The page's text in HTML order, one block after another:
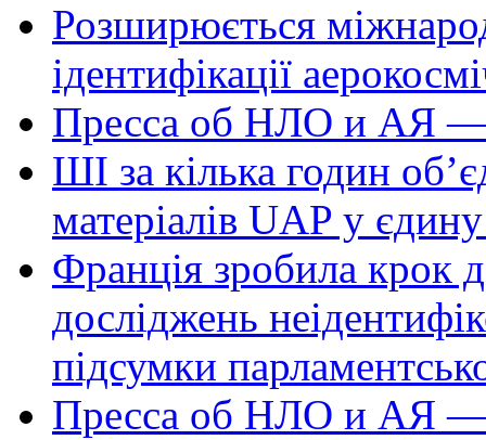
Розширюється
ідентифікації
Пресса об НЛО и АЯ —
ШІ за кілька годин
матеріалів UAP у
Франція зробила крок
досліджень
підсумки
Пресса об НЛО и АЯ —